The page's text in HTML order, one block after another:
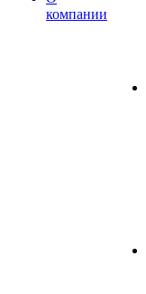
компании